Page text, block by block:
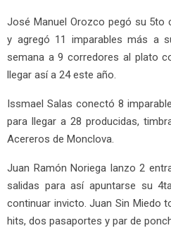
José Manuel Orozco pegó su 5to
y agregó 11 imparables más a
semana a 9 corredores al plato
llegar así a 24 este año.
Issmael Salas conectó 8
para llegar a 28 producidas,
Acereros de Monclova.
Juan Ramón Noriega lanzo 2
salidas para así apuntarse su
continuar invicto. Juan Sin Miedo
hits, dos pasaportes y par de